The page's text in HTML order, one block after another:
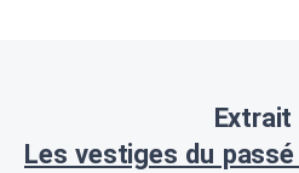
Extrait
Les vestiges du